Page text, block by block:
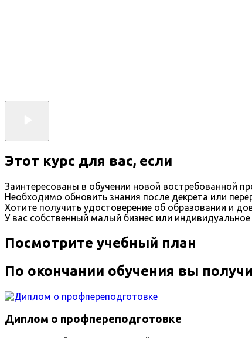
Этот курс для вас, если
Заинтересованы в обучении новой востребованной
Необходимо обновить знания после декрета или
Хотите получить удостоверение об образовании и
У вас собственный малый бизнес или
Посмотрите учебный план
По окончании обучения вы
Диплом о профпереподготовке